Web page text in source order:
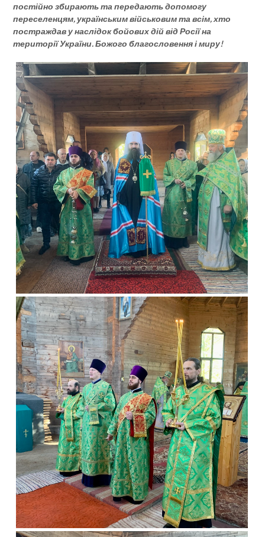
постійно збирають та передають допомогу
переселенцям, українським військовим та всім, хто
постраждав у наслідок бойових дій від Росії на
території України. Божого благословення і миру!